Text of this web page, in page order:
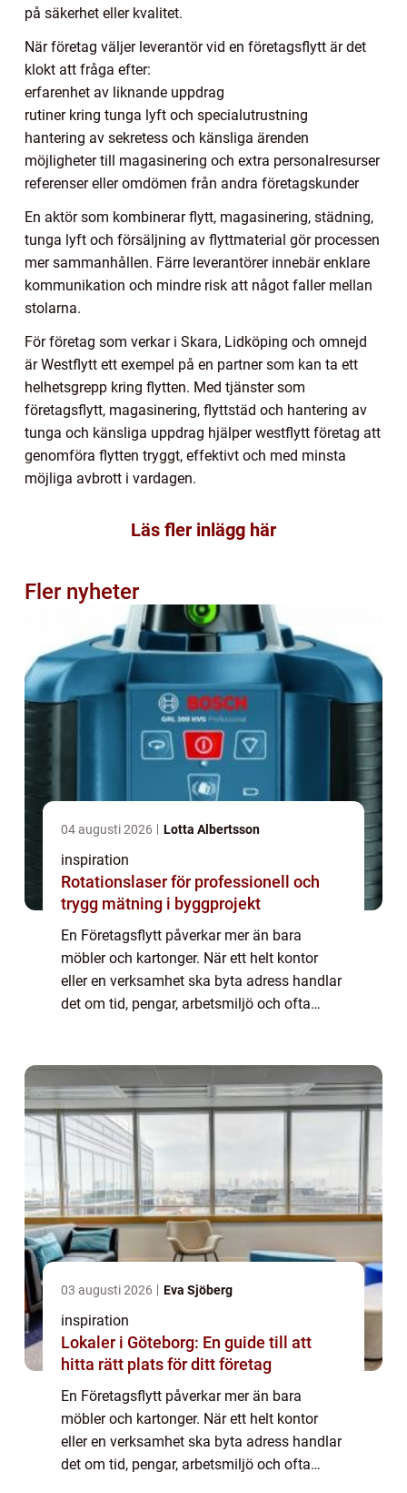
på säkerhet eller kvalitet.
När företag väljer leverantör vid en företagsflytt är det
klokt att fråga efter:
erfarenhet av liknande uppdrag
rutiner kring tunga lyft och specialutrustning
hantering av sekretess och känsliga ärenden
möjligheter till magasinering och extra personalresurser
referenser eller omdömen från andra företagskunder
En aktör som kombinerar flytt, magasinering, städning,
tunga lyft och försäljning av flyttmaterial gör processen
mer sammanhållen. Färre leverantörer innebär enklare
kommunikation och mindre risk att något faller mellan
stolarna.
För företag som verkar i Skara, Lidköping och omnejd
är Westflytt ett exempel på en partner som kan ta ett
helhetsgrepp kring flytten. Med tjänster som
företagsflytt, magasinering, flyttstäd och hantering av
tunga och känsliga uppdrag hjälper westflytt företag att
genomföra flytten tryggt, effektivt och med minsta
möjliga avbrott i vardagen.
Läs fler inlägg här
Fler nyheter
04 augusti 2026 Lotta Albertsson
inspiration
Rotationslaser för professionell och
trygg mätning i byggprojekt
En Företagsflytt påverkar mer än bara
möbler och kartonger. När ett helt kontor
eller en verksamhet ska byta adress handlar
det om tid, pengar, arbetsmiljö och ofta
03 augusti 2026 Eva Sjöberg
inspiration
Lokaler i Göteborg: En guide till att
hitta rätt plats för ditt företag
En Företagsflytt påverkar mer än bara
möbler och kartonger. När ett helt kontor
eller en verksamhet ska byta adress handlar
det om tid, pengar, arbetsmiljö och ofta